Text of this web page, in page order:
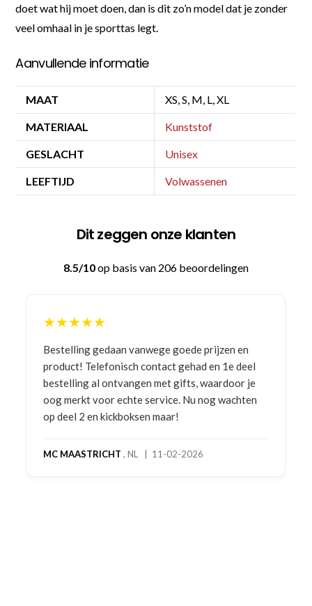
doet wat hij moet doen, dan is dit zo’n model dat je zonder
veel omhaal in je sporttas legt.
Aanvullende informatie
MAAT XS, S, M, L, XL
MATERIAAL Kunststof
GESLACHT Unisex
LEEFTIJD Volwassenen
Dit zeggen onze klanten
8.5/10op basis van 206 beoordelingen
★★★★★
Bestelling gedaan vanwege goede prijzen en
product! Telefonisch contact gehad en 1e deel
bestelling al ontvangen met gifts, waardoor je
oog merkt voor echte service. Nu nog wachten
op deel 2 en kickboksen maar!
MC MAASTRICHT , NL | 11-02-2026